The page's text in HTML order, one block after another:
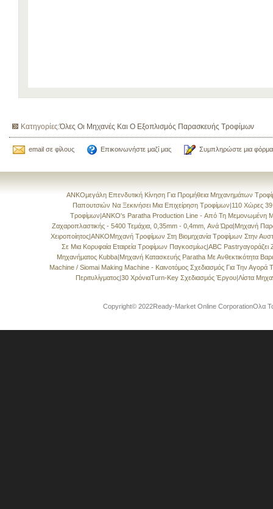
Κατηγορίες:Όλες Οι Μηχανές Και Ο Εξοπλισμός Παρασκευής Τροφίμων
email σε φίλους Επικοινωνήστε μαζί μας Συμπληρώστε μια
ANKOμεγάλη Επενδυτική Κίνηση Για Προμήθεια Μηχανημάτων
Παπουτσιών Να Ξεκινήσει Μια Επιχείρηση Τροφίμων|110 Χώρες
Τροφίμων|ANKO's Paratha Production Line - Από Τη Μεμονωμένη
Ζαχαροπλαστικής - 5400 Τεμάχια, 0,35mm - 0,4mm, Ανά Ώρα|Μηχανή
Χειροποίητος|ANKOΜηχανή Τροφίμων Στη Βιομηχανία Τροφίμων Στην
Σε Μια Κορυφαία Εταιρεία Τροφίμων Παγκοσμίως|ABC Pastryαγοράζει
Μηχανήματος Kubba|Μηχανή Κατασκευής Paratha Με Ανθεκτικότητα
Machine / Siomai Making Machine - Καινοτόμος Σχεδιασμός Για Την Αγορά
Περιτυλίγματος|30 ΧρόνιαTurn-Key Σχεδιασμός Έργου|Λίστα
Copyright© 2022Ready-Market Online CorporationΟλα Τα